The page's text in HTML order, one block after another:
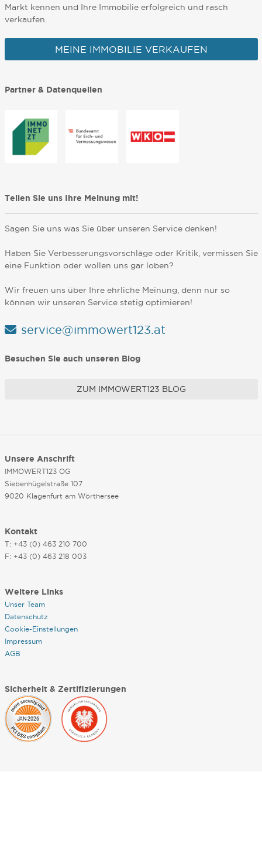
Markt kennen und Ihre Immobilie erfolgreich und rasch
verkaufen.
MEINE IMMOBILIE VERKAUFEN
Partner & Datenquellen
Teilen Sie uns Ihre Meinung mit!
Sagen Sie uns was Sie über unseren Service denken!
Haben Sie Verbesserungsvorschläge oder Kritik, vermissen Sie
eine Funktion oder wollen uns gar loben?
Wir freuen uns über Ihre ehrliche Meinung, denn nur so
können wir unseren Service stetig optimieren!
service@immowert123.at
Besuchen Sie auch unseren Blog
ZUM IMMOWERT123 BLOG
Unsere Anschrift
IMMOWERT123 OG
Siebenhügelstraße 107
9020 Klagenfurt am Wörthersee
Kontakt
T: +43 (0) 463 210 700
F: +43 (0) 463 218 003
Weitere Links
Unser Team
Datenschutz
Cookie-Einstellungen
Impressum
AGB
Sicherheit & Zertifizierungen